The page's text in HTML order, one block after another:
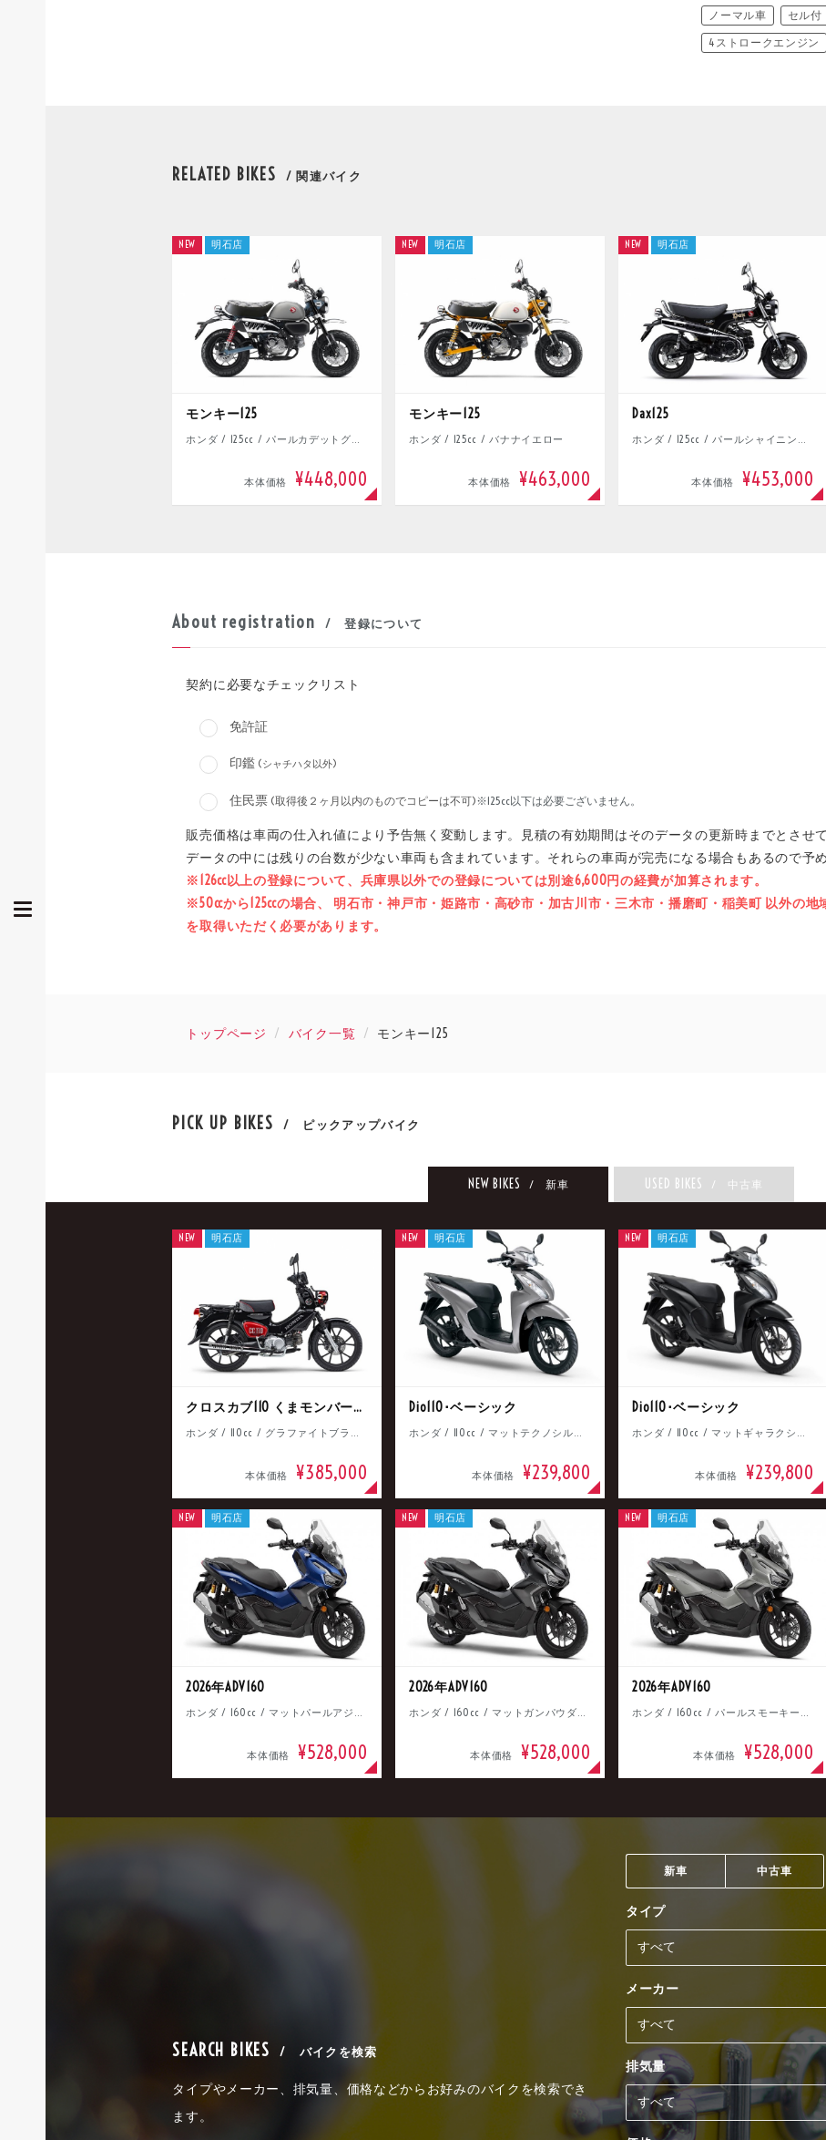
ノーマル車 セル付
4ストロークエンジン
RELATED BIKES / 関連バイク
モンキー125
ホンダ / 125cc / パールカデットグレー
本体価格 ¥448,000
NEW 明石店
モンキー125
ホンダ / 125cc / バナナイエロー
本体価格 ¥463,000
NEW 明石店
Dax125
ホンダ / 125cc / パールシャイニングブラック
本体価格 ¥453,000
NEW 明石店
About registration / 登録について
契約に必要なチェックリスト
免許証
印鑑 (シャチハタ以外)
住民票 (取得後２ヶ月以内のものでコピーは不可)※125cc以下は必要ございません。
販売価格は車両の仕入れ値により予告無く変動します。見積の有効期間はそのデータの更新時までとさせ
データの中には残りの台数が少ない車両も含まれています。それらの車両が完売になる場合もあるので予
※126cc以上の登録について、兵庫県以外での登録については別途6,600円の経費が加算されます。
※50ccから125ccの場合、 明石市・神戸市・姫路市・高砂市・加古川市・三木市・播磨町・稲美町 以外の
を取得いただく必要があります。
トップページ バイク一覧 モンキー125
PICK UP BIKES / ピックアップバイク
NEW BIKES / 新車 USED BIKES / 中古車
クロスカブ110 くまモンバージョン
ホンダ / 110cc / グラファイトブラック
本体価格 ¥385,000
NEW 明石店
Dio110･ベーシック
ホンダ / 110cc / マットテクノシルバーメタリック
本体価格 ¥239,800
NEW 明石店
Dio110･ベーシック
ホンダ / 110cc / マットギャラクシーブラックメタリック
本体価格 ¥239,800
NEW 明石店
2026年ADV160
ホンダ / 160cc / マットパールアジャイルブルー
本体価格 ¥528,000
NEW 明石店
2026年ADV160
ホンダ / 160cc / マットガンパウダーブラックメタリック
本体価格 ¥528,000
NEW 明石店
2026年ADV160
ホンダ / 160cc / パールスモーキーグレー
本体価格 ¥528,000
NEW 明石店
SEARCH BIKES / バイクを検索
タイプやメーカー、排気量、価格などからお好みのバイクを検索でき
ます。
新車 中古車
タイプ
メーカー
排気量